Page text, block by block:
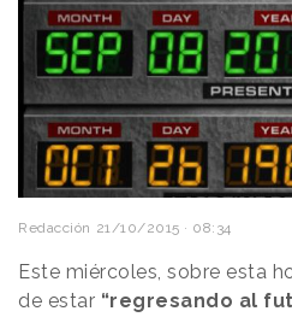
Redacción 21/10/2015 · 08:34
Este miércoles, sobre esta
de estar “regresando al